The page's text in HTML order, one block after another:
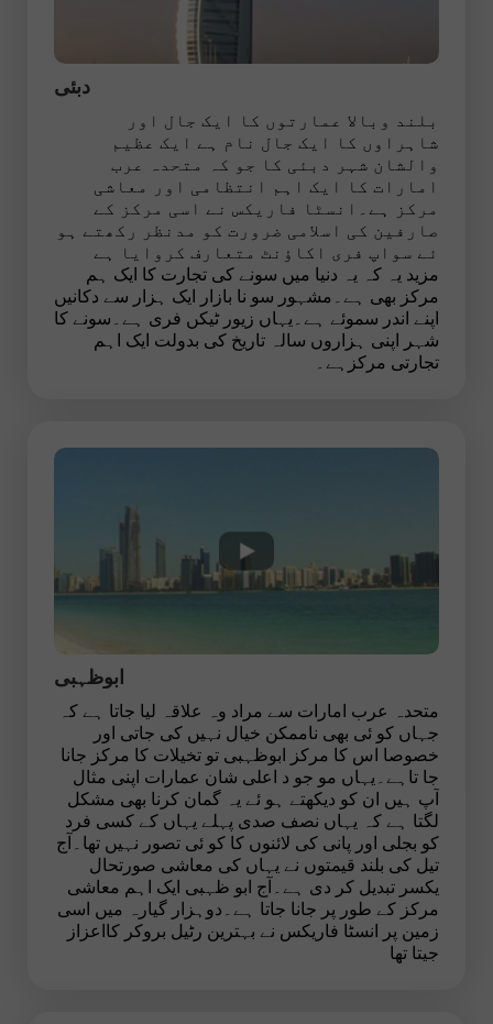
دبئی
بلند وبالا عمارتوں کا ایک جال اور
شاہراوں کا ایک جال نام ہے ایک عظیم
والشان شہر دبئی کا جو کہ متحدہ عرب
امارات کا ایک اہم انتظامی اور معاشی
مرکز ہے۔انسٹا فاریکس نے اسی مرکز کے
صارفین کی اسلامی ضرورت کو مدنظر رکھتے ہو
ئے سواپ فری اکاؤنٹ متعارف کروایا ہے
مزید یہ کہ یہ دنیا میں سونے کی تجارت کا ایک ہم
مرکز بھی ہے۔مشہور سو نا بازار ایک ہزار سے دکانیں
اپنے اندر سموئے ہے۔یہاں زیور ٹیکں فری ہے۔سونے کا
شہر اپنی ہزاروں سالہ تاریخ کی بدولت ایک اہم
تجارتی مرکزہے۔
ابوظہبی
متحدہ عرب امارات سے مراد وہ علاقہ لیا جاتا ہے کہ
جہاں کو ئی بھی ناممکن خیال نہیں کی جاتی اور
خصوصا اس کا مرکز ابوظہبی تو تخیلات کا مرکز جانا
جا تاہے۔یہاں مو جو د اعلی شان عمارات اپنی مثال
آپ ہیں ان کو دیکھتے ہو ئے یہ گمان کرنا بھی مشکل
لگتا ہے کہ یہاں نصف صدی پہلے یہاں کے کسی فرد
کو بجلی اور پانی کی لائنوں کا کو ئی تصور نہیں تھا۔آج
تیل کی بلند قیمتوں نے یہاں کی معاشی صورتحال
یکسر تبدیل کر دی ہے۔آج ابو ظہبی ایک اہم معاشی
مرکز کے طور پر جانا جاتا ہے۔دوہزار گیارہ میں اسی
زمین پر انسٹا فاریکس نے بہترین رٹیل بروکر کااعزاز
جیتا تھا